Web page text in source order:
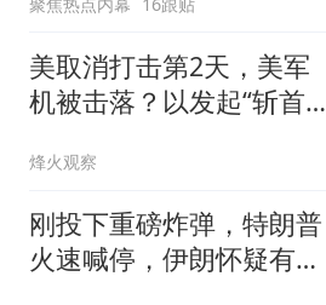
美取消打击第2天，美军
机被击落？以发起“斩首行
烽火观察
刚投下重磅炸弹，特朗普
火速喊停，伊朗怀疑有